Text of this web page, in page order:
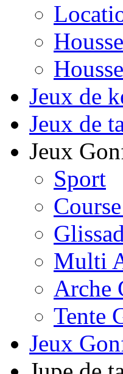
Jeux de
Jeux de
Jeux
Sport
Multi
Arche
Tente
Jeux